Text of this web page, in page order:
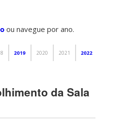
ou navegue por ano.
2019 2020 2021 2022
da Sala